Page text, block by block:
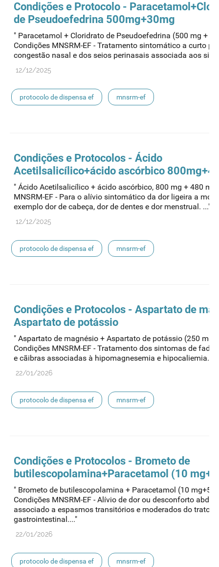
Condições e Protocolo -
de Pseudoefedrina 500mg+30mg
" Paracetamol + Cloridrato de Pseudoefedrina (500 mg +
Condições MNSRM-EF - Tratamento sintomático a curto
congestão nasal e dos seios perinasais associada aos
12/12/2025
protocolo de dispensa ef mnsrm-ef
Condições e Protocolos - Ácido
Acetilsalicílico+ácido ascórbico
" Ácido Acetilsalicílico + ácido ascórbico, 800 mg + 480 mg
MNSRM-EF - Para o alívio sintomático da dor ligeira a
exemplo dor de cabeça, dor de dentes e dor menstrual. ..."
12/12/2025
protocolo de dispensa ef mnsrm-ef
Condições e Protocolos - Aspartato de
Aspartato de potássio
" Aspartato de magnésio + Aspartato de potássio (250 mg
Condições MNSRM-EF - Tratamento dos sintomas de
e cãibras associadas à hipomagnesemia e hipocaliemia.
22/01/2026
protocolo de dispensa ef mnsrm-ef
Condições e Protocolos - Brometo de
butilescopolamina+Paracetamol (10
" Brometo de butilescopolamina + Paracetamol (10
Condições MNSRM-EF - Alívio de dor ou desconforto
associado a espasmos transitórios e moderados do trato
gastrointestinal...."
22/01/2026
protocolo de dispensa ef mnsrm-ef